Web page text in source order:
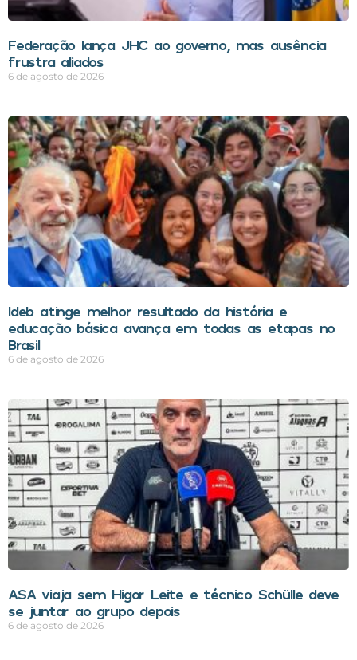
Federação lança JHC ao governo, mas ausência
frustra aliados
6 de agosto de 2026
Ideb atinge melhor resultado da história e
educação básica avança em todas as etapas no
Brasil
6 de agosto de 2026
ASA viaja sem Higor Leite e técnico Schülle deve
se juntar ao grupo depois
6 de agosto de 2026